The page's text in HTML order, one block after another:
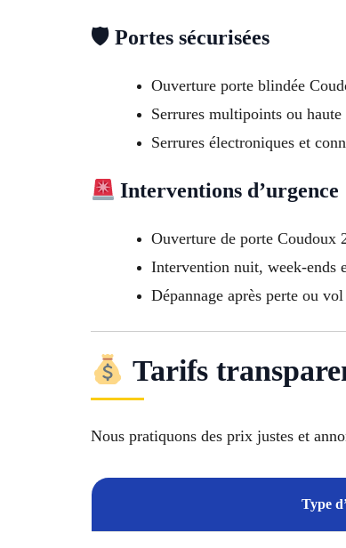
🛡 Portes sécurisées
Ouverture porte blindée
Serrures multipoints ou haute
Serrures électroniques et
Interventions d’urgence
Ouverture de porte Coudoux
Intervention nuit, week-ends
Dépannage après perte ou
Tarifs
Nous pratiquons des prix justes et
Type